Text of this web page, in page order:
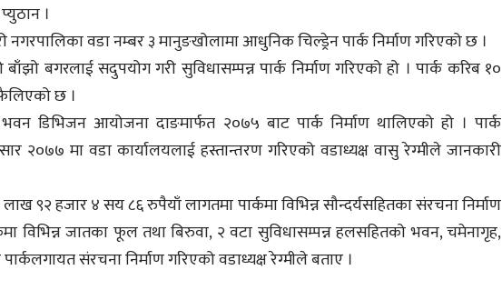
।
नगरपालिका वडा नम्बर ३ मानुङखोलामा आधुनिक चिल्ड्रेन पार्क निर्माण गरिएको छ ।
बगरलाई सदुपयोग गरी सुविधासम्पन्न पार्क निर्माण गरिएको हो । पार्क करिब १०
छ ।
डिभिजन आयोजना दाङमार्फत २०७५ बाट पार्क निर्माण थालिएको हो । पार्क
२०७७ मा वडा कार्यालयलाई हस्तान्तरण गरिएको वडाध्यक्ष वासु रेग्मीले जानकारी
९२ हजार ४ सय ८६ रुपैयाँ लागतमा पार्कमा विभिन्न सौन्दर्यसहितका संरचना निर्माण
विभिन्न जातका फूल तथा बिरुवा, २ वटा सुविधासम्पन्न हलसहितको भवन, चमेनागृह,
पार्कलगायत संरचना निर्माण गरिएको वडाध्यक्ष रेग्मीले बताए ।